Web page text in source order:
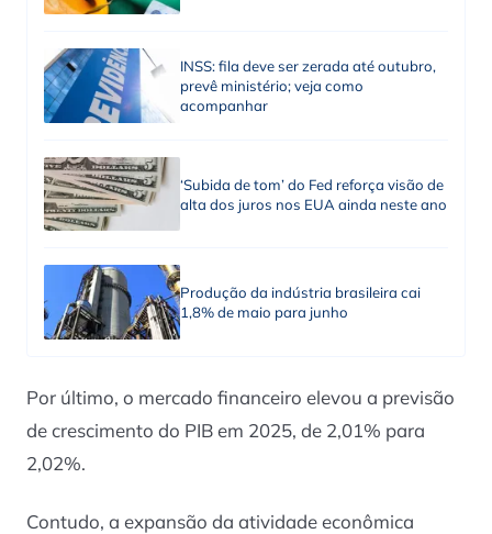
INSS: fila deve ser zerada até outubro,
prevê ministério; veja como
acompanhar
‘Subida de tom’ do Fed reforça visão de
alta dos juros nos EUA ainda neste ano
Produção da indústria brasileira cai
1,8% de maio para junho
Por último, o mercado financeiro elevou a previsão
de crescimento do PIB em 2025, de 2,01% para
2,02%.
Contudo, a expansão da atividade econômica